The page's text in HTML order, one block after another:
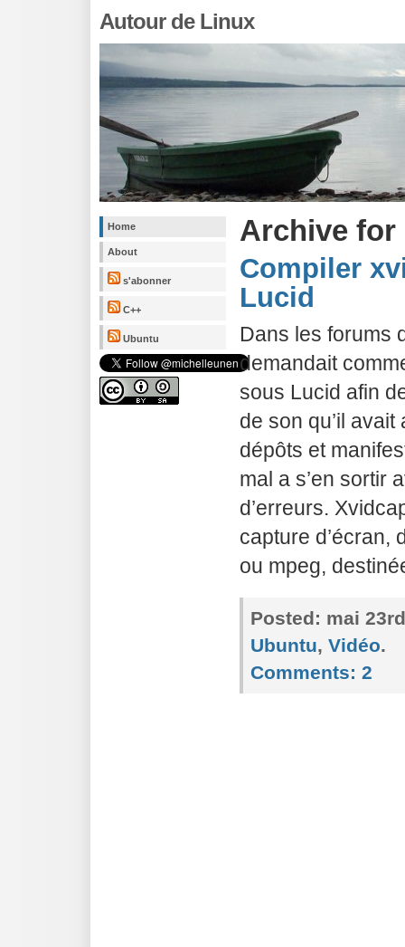
Autour de Linux
Home
About
s'abonner
C++
Ubuntu
Archive for
Compiler
Lucid
Dans les forums
demandait
sous Lucid afin
de son qu’il
dépôts et
mal a s’en sortir
d’erreurs.
capture d’écran,
ou mpeg,
Posted: mai
Ubuntu, Vidéo.
Comments: 2